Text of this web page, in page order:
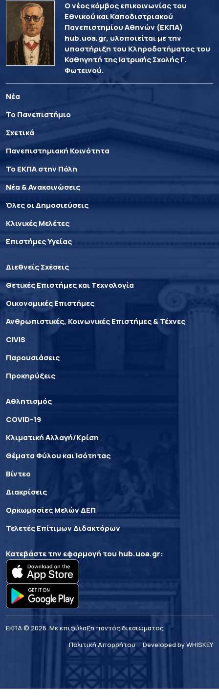
Ο νέος κόμβος επικοινωνίας του
Εθνικού και Καποδιστριακού
Πανεπιστημίου Αθηνών (ΕΚΠΑ)
hub.uoa.gr, υλοποιείται με την
υποστήριξη του Κληροδοτήματος του
Καθηγητή της Ιατρικής Σχολής Γ.
Φωτεινού.
Νέα
Το Πανεπιστήμιο
Σχετικά
Πανεπιστημιακή Κοινότητα
Το ΕΚΠΑ στην Πόλη
Νέα & Ανακοινώσεις
Όλες οι Δημοσιεύσεις
Κλινικές Μελέτες
Επιστήμες Υγείας
Διεθνείς Σχέσεις
Θετικές Επιστήμες και Τεχνολογία
Οικονομικές Επιστήμες
Ανθρωπιστικές, Κοινωνικές Επιστήμες & Τέχνες
CIVIS
Παρουσιάσεις
Προκηρύξεις
Αθλητισμός
COVID-19
Κλιματική Αλλαγή/Κρίση
Θέματα Φύλου και Ισότητας
Βίντεο
Διακρίσεις
Ορκωμοσίες Μελών ΔΕΠ
Τελετές Επίτιμων Διδακτόρων
Κατεβάστε την εφαρμογή του hub.uoa.gr:
ΕΚΠΑ © 2026. Με επιφύλαξη παντός δικαιώματος
Πολιτική Απορρήτου
Developed by WHISKEY